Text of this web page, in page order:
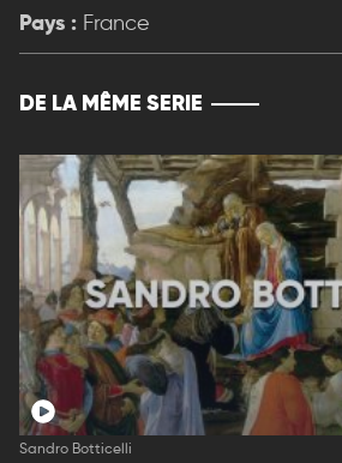
Pays : France
DE LA MÊME SERIE
Sandro Botticelli